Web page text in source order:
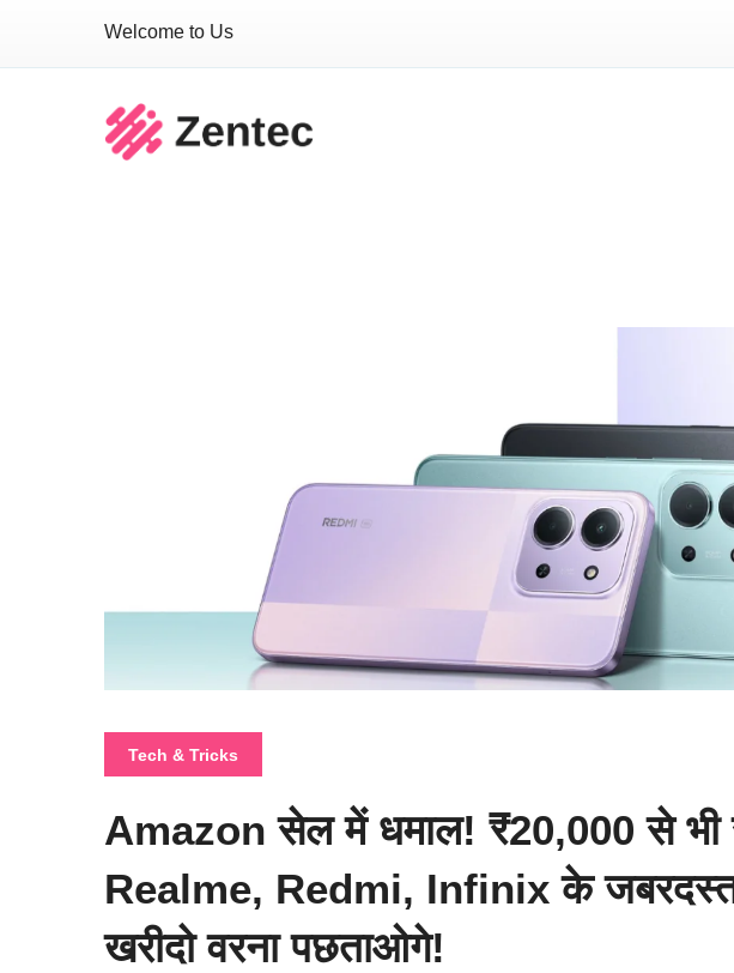
Welcome to Us
Tech & Tricks
Amazon सेल में धमाल! ₹20,000 से
Realme, Redmi, Infinix के
खरीदो वरना पछताओगे!